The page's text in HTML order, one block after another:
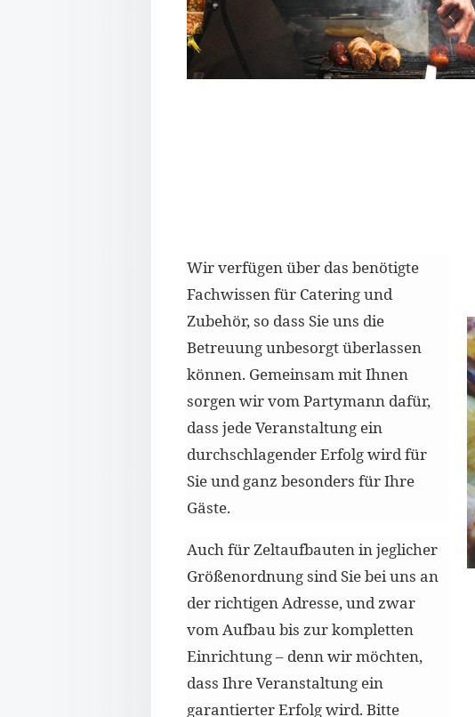
Wir verfügen über das benötigte
Fachwissen für Catering und
Zubehör, so dass Sie uns die
Betreuung unbesorgt überlassen
können. Gemeinsam mit Ihnen
sorgen wir vom Partymann dafür,
dass jede Veranstaltung ein
durchschlagender Erfolg wird für
Sie und ganz besonders für Ihre
Gäste.
Auch für Zeltaufbauten in jeglicher
Größenordnung sind Sie bei uns an
der richtigen Adresse, und zwar
vom Aufbau bis zur kompletten
Einrichtung – denn wir möchten,
dass Ihre Veranstaltung ein
garantierter Erfolg wird. Bitte